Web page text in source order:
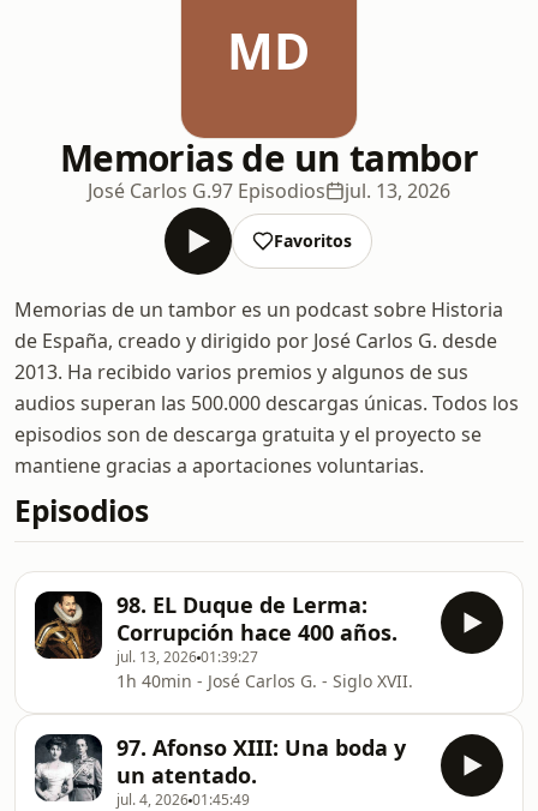
MD
Memorias de un tambor
José Carlos G.97 Episodios jul. 13, 2026
Favoritos
Memorias de un tambor es un podcast sobre Historia
de España, creado y dirigido por José Carlos G. desde
2013. Ha recibido varios premios y algunos de sus
audios superan las 500.000 descargas únicas. Todos los
episodios son de descarga gratuita y el proyecto se
mantiene gracias a aportaciones voluntarias.
Episodios
98. EL Duque de Lerma:
Corrupción hace 400 años.
jul. 13, 202601:39:27
1h 40min - José Carlos G. - Siglo XVII.
97. Afonso XIII: Una boda y
un atentado.
jul. 4, 202601:45:49